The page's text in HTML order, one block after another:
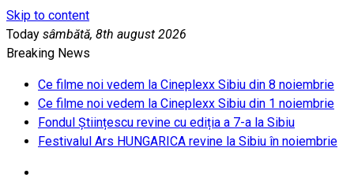
Skip to content
Today sâmbătă, 8th august 2026
Breaking News
Ce filme noi vedem la Cineplexx Sibiu din 8 noiembrie
Ce filme noi vedem la Cineplexx Sibiu din 1 noiembrie
Fondul Științescu revine cu ediția a 7-a la Sibiu
Festivalul Ars HUNGARICA revine la Sibiu în noiembrie